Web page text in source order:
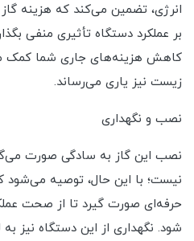
انرژی، تضمین می‌کند که هزینه
بر عملکرد دستگاه تأثیری منفی
کاهش هزینه‌های جاری شما کمک
زیست نیز یاری می‌رساند.
نصب و نگهداری
نصب این گاز به سادگی صورت
نیست؛ با این حال، توصیه
حرفه‌ای صورت گیرد تا از صحت
شود. نگهداری از این دستگاه نیز به